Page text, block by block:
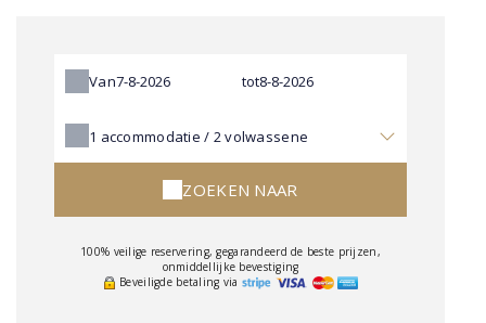
Van tot
1 accommodatie / 2volwassene
ZOEKEN NAAR
100% veilige reservering, gegarandeerd de beste prijzen,
onmiddellijke bevestiging
Beveiligde betaling via